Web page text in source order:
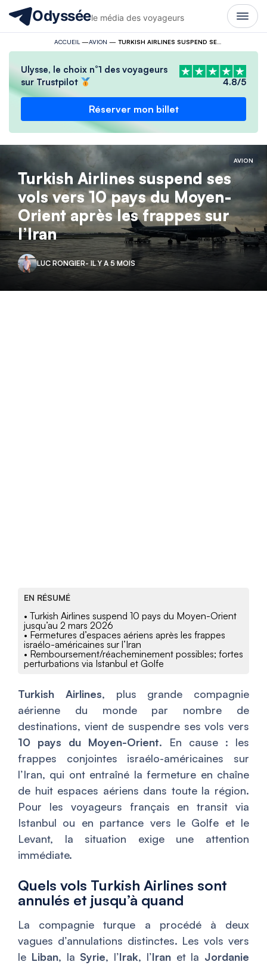
Odysséele média des voyageurs
ACCUEIL —AVION —
Ulysse, le choix n°1 des voyageurs
sur Trustpilot
4.8/5
Réserver mon billet
AVION
Turkish Airlines suspend ses
vols vers 10 pays du Moyen-
Orient après les frappes sur
l’Iran
LUC RONGIER- IL Y A 5 MOIS
EN RÉSUMÉ
• Turkish Airlines suspend 10 pays du Moyen-Orient
jusqu’au 2 mars 2026
• Fermetures d’espaces aériens après les frappes
israélo-américaines sur l’Iran
• Remboursement/réacheminement possibles; fortes
perturbations via Istanbul et Golfe
Turkish Airlines, plus grande compagnie
aérienne du monde par nombre de
destinations, vient de suspendre ses vols vers
10 pays du Moyen-Orient. En cause : les
frappes conjointes israélo-américaines sur
l’Iran, qui ont entraîné la fermeture en chaîne
de huit espaces aériens dans toute la région.
Pour les voyageurs français en transit via
Istanbul ou en partance vers le Golfe et le
Levant, la situation exige une attention
immédiate.
Quels vols Turkish Airlines sont
annulés et jusqu’à quand
La compagnie turque a procédé à deux
vagues d’annulations distinctes. Les vols vers
le Liban, la Syrie, l’Irak, l’Iranet la Jordanie